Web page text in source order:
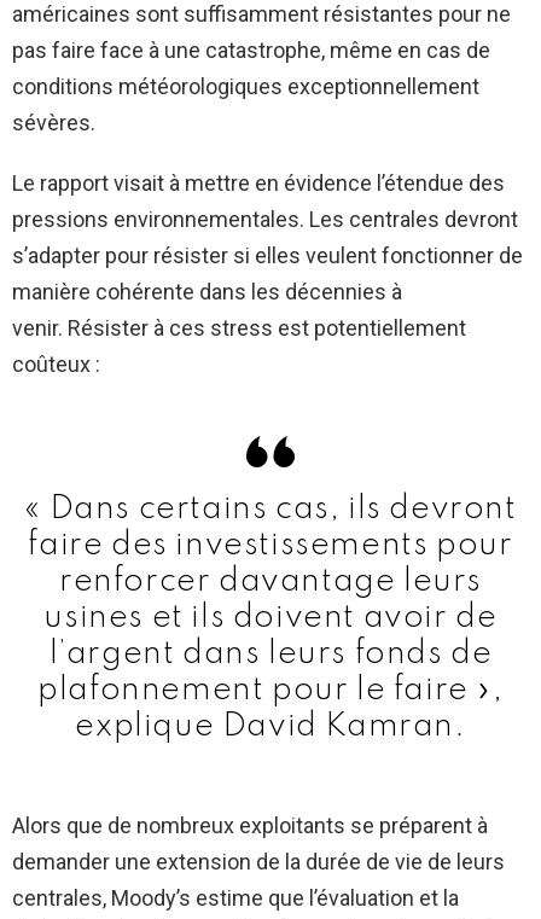
américaines sont suffisamment résistantes pour ne
pas faire face à une catastrophe, même en cas de
conditions météorologiques exceptionnellement
sévères.
Le rapport visait à mettre en évidence l’étendue des
pressions environnementales. Les centrales devront
s’adapter pour résister si elles veulent fonctionner de
manière cohérente dans les décennies à
venir. Résister à ces stress est potentiellement
coûteux :
« Dans certains cas, ils devront
faire des investissements pour
renforcer davantage leurs
usines et ils doivent avoir de
l’argent dans leurs fonds de
plafonnement pour le faire »,
explique David Kamran.
Alors que de nombreux exploitants se préparent à
demander une extension de la durée de vie de leurs
centrales, Moody’s estime que l’évaluation et la